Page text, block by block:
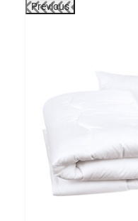
Previous